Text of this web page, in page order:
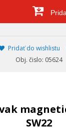
Pridať do wishlistu
Obj. čislo: 05624
SW22